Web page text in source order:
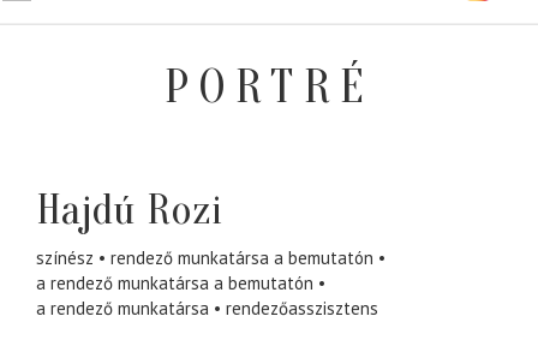
PORTRÉ
Hajdú Rozi
színész
rendező munkatársa a bemutatón
a rendező munkatársa a bemutatón
a rendező munkatársa
rendezőasszisztens